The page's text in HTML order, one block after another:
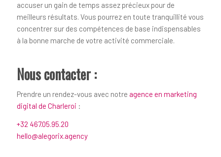
accuser un gain de temps assez précieux pour de
meilleurs résultats. Vous pourrez en toute tranquillité vous
concentrer sur des compétences de base indispensables
à la bonne marche de votre activité commerciale.
Nous contacter :
Prendre un rendez-vous avec notre agence en marketing
digital de Charleroi :
+32 467.05.95.20
hello@alegorix.agency